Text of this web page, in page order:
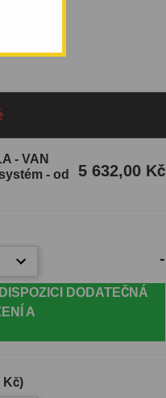
- VAN
- od
5 632,00 Kč
-
DODATEČNÁ
A
Kč)